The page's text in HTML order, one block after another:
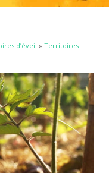
d’éveil » Territoires